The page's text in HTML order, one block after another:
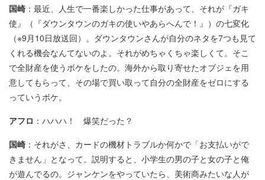
国崎 ：最近、人生で一番楽しかった仕事があって、それが『ガキ
使』（『ダウンタウンのガキの使いやあらへんで！』）の七変化
（※9月10日放送回）。ダウンタウンさんが自分のネタを7つも見て
くれる機会なんてないのよ。それがめちゃくちゃ楽しくて。そこ
で全財産を使うボケをしたの。海外から取り寄せたオブジェを用
意してもらって、その場で買い取って自分の全財産をゼロにする
っていうボケ。
アフロ ：ハハハ！ 爆笑だった？
国崎 ：それがさ、カードの機材トラブルか何かで「お支払いがで
きません」となって。説明すると、小学生の男の子と女の子と俺
が遊んでるの。ジャンケンをやっていたら、美術商みたいな人が